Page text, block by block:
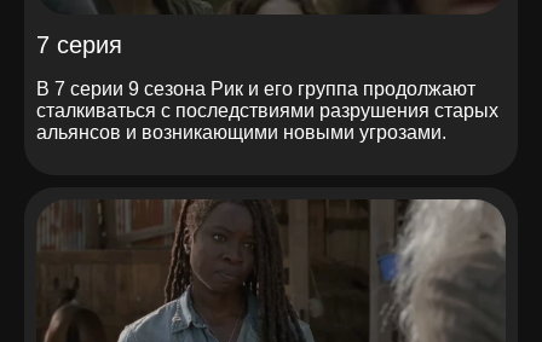
7 серия
В 7 серии 9 сезона Рик и его группа продолжают
сталкиваться с последствиями разрушения старых
альянсов и возникающими новыми угрозами.